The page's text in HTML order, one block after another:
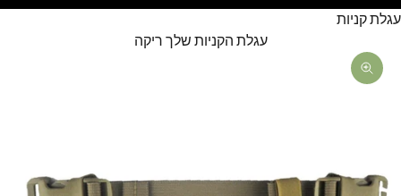
עגלת קניות
עגלת הקניות שלך ריקה
תקריב